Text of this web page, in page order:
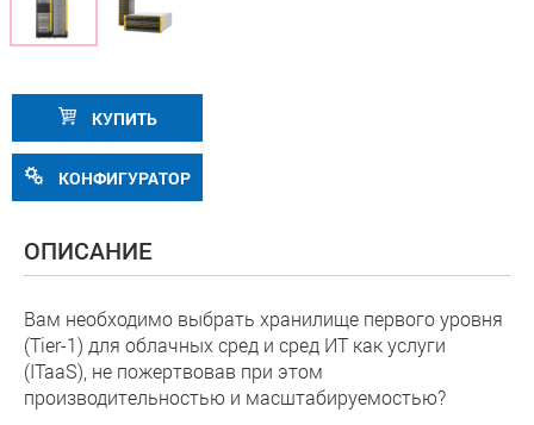
КУПИТЬ
КОНФИГУРАТОР
ОПИСАНИЕ
Вам необходимо выбрать хранилище первого уровня
(Tier-1) для облачных сред и сред ИТ как услуги
(ITaaS), не пожертвовав при этом
производительностью и масштабируемостью?